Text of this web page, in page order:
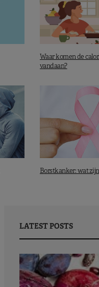
Waar komen de
vandaan?
Borstkanker: wat
LATEST POSTS